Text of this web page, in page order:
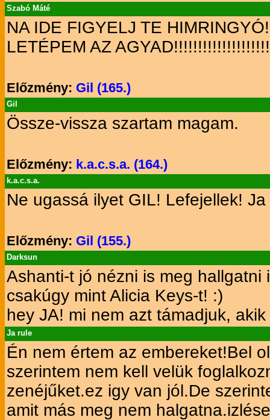
Szabó Máté
NA IDE FIGYELJ TE
LETÉPEM AZ
Előzmény: Gil (165.)
Gil
Össze-vissza szartam magam.
Előzmény: k.a.c.s.a. (164.)
k.a.c.s.a.
Ne ugassá ilyet GIL! Lefejellek!
Előzmény: Gil (155.)
Darksun
Ashanti-t jó nézni is meg hallgatni
csakúgy mint Alicia Keys-t! :)
hey JA! mi nem azt támadjuk,
Ja rule
Én nem értem az embereket!Bel
szerintem nem kell velük
zenéjűket.ez igy van jól.De
amit más meg nem